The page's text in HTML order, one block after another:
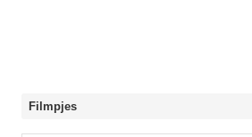
Filmpjes